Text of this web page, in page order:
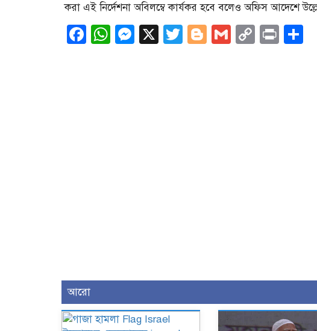
করা এই নির্দেশনা অবিলম্বে কার্যকর হবে বলেও অফিস আদেশে
Facebook
WhatsApp
Messenger
X Twitter
Blogger
GmailCopy
Print
আরো